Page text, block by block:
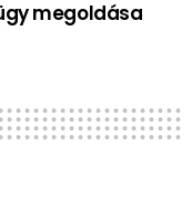
megoldása